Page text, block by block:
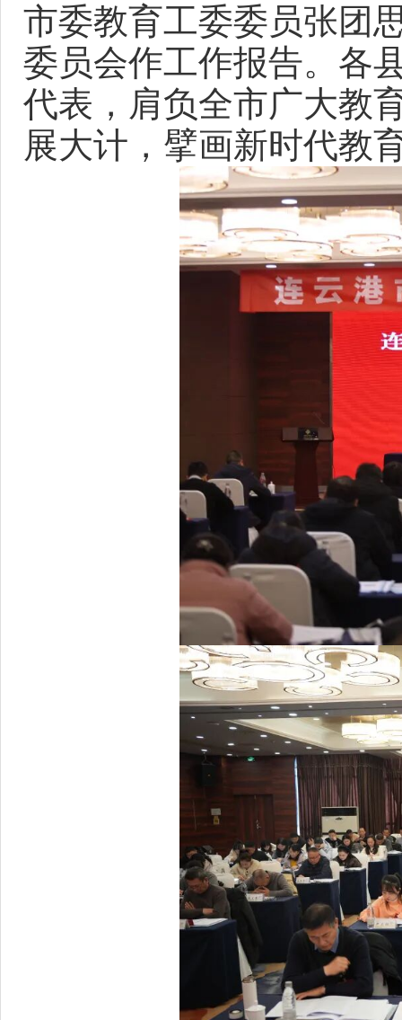
市委教育工委委员张团
委员会作工作报告。各
代表，肩负全市广大教
展大计，擘画新时代教